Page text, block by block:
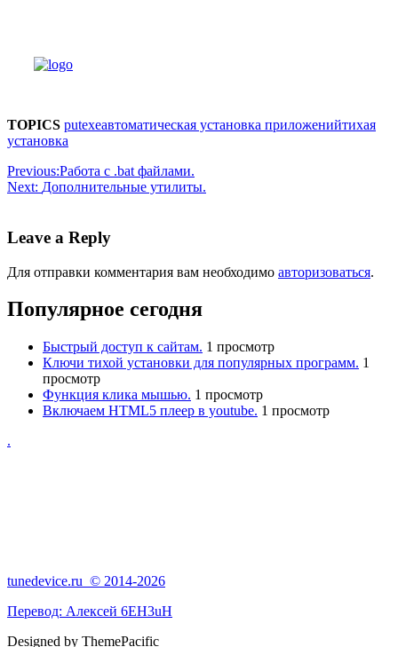
TOPICS putexeавтоматическая установка приложенийтихая
установка
Previous:Работа с .bat файлами.
Next: Дополнительные утилиты.
Leave a Reply
Для отправки комментария вам необходимо авторизоваться.
Популярное сегодня
Быстрый доступ к сайтам. 1 просмотр
Ключи тихой установки для популярных программ. 1
просмотр
Функция клика мышью. 1 просмотр
Включаем HTML5 плеер в youtube. 1 просмотр
.
tunedevice.ru © 2014-2026
Перевод: Алексей 6EH3uH
Designed by ThemePacific